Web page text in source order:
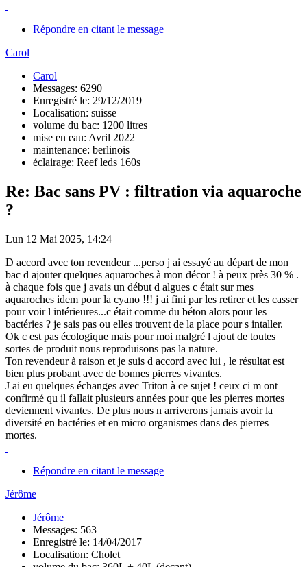
Répondre en citant le message
Carol
Carol
Messages: 6290
Enregistré le: 29/12/2019
Localisation: suisse
volume du bac: 1200 litres
mise en eau: Avril 2022
maintenance: berlinois
éclairage: Reef leds 160s
Re: Bac sans PV : filtration via aquaroche
?
Lun 12 Mai 2025, 14:24
D accord avec ton revendeur ...perso j ai essayé au départ de mon
bac d ajouter quelques aquaroches à mon décor ! à peux près 30 % .
à chaque fois que j avais un début d algues c était sur mes
aquaroches idem pour la cyano !!! j ai fini par les retirer et les casser
pour voir l intérieures...c était comme du béton alors pour les
bactéries ? je sais pas ou elles trouvent de la place pour s intaller.
Ok c est pas écologique mais pour moi malgré l ajout de toutes
sortes de produit nous reproduisons pas la nature.
Ton revendeur à raison et je suis d accord avec lui , le résultat est
bien plus probant avec de bonnes pierres vivantes.
J ai eu quelques échanges avec Triton à ce sujet ! ceux ci m ont
confirmé qu il fallait plusieurs années pour que les pierres mortes
deviennent vivantes. De plus nous n arriverons jamais avoir la
diversité en bactéries et en micro organismes dans des pierres
mortes.
Répondre en citant le message
Jérôme
Jérôme
Messages: 563
Enregistré le: 14/04/2017
Localisation: Cholet